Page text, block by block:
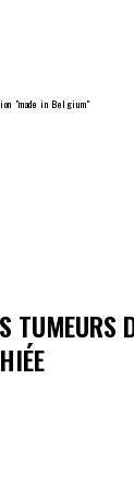
"made in Belgium"
TUMEURS